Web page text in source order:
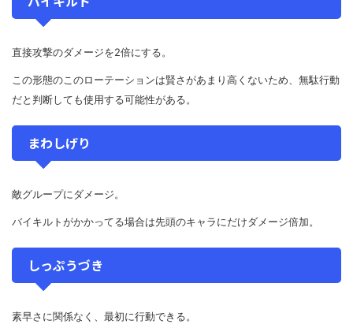
直接攻撃のダメージを2倍にする。
この形態のこのローテーションは賢さがあまり高くないため、無駄行動
だと判断しても使用する可能性がある。
まわしげり
敵グループにダメージ。
バイキルトがかかってる場合は先頭のキャラにだけダメージ倍加。
しっぷうづき
素早さに関係なく、最初に行動できる。